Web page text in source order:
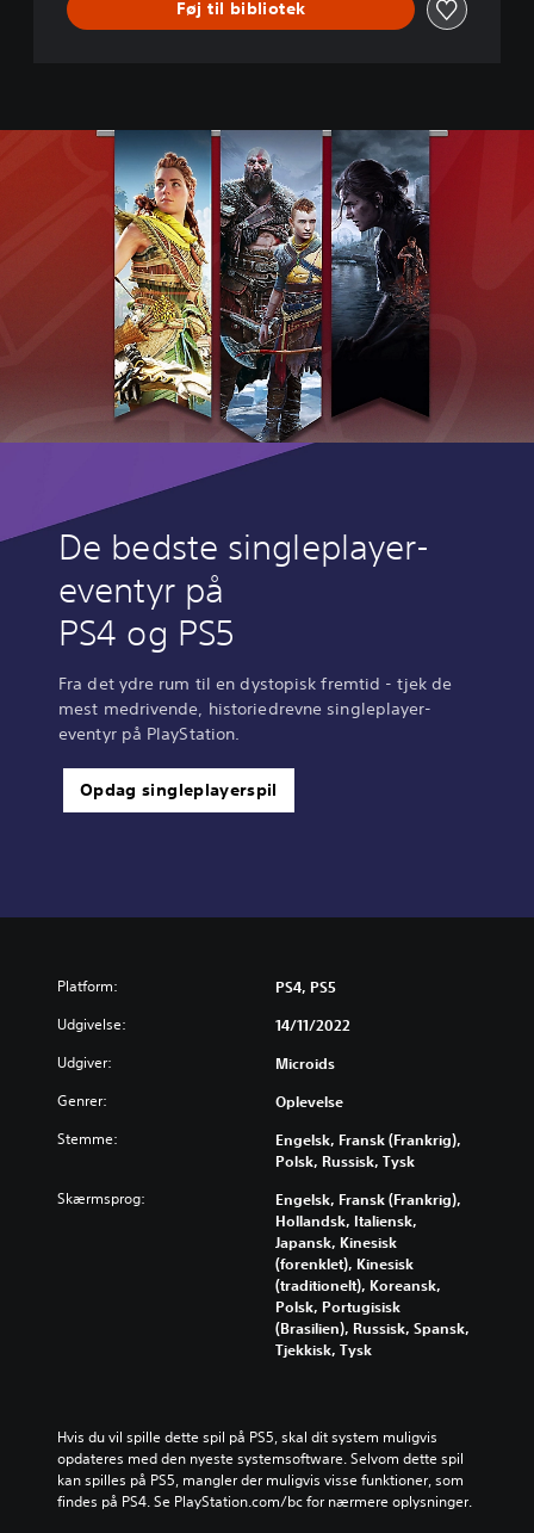
O
Føj til bibliotek
De bedste singleplayer-
eventyr på
PS4 og PS5
Fra det ydre rum til en dystopisk fremtid - tjek de
mest medrivende, historiedrevne singleplayer-
eventyr på PlayStation.
Opdag singleplayerspil
Platform: PS4, PS5
Udgivelse: 14/11/2022
Udgiver: Microids
Genrer: Oplevelse
Stemme:
Engelsk, Fransk (Frankrig),
Polsk, Russisk, Tysk
Skærmsprog:
Engelsk, Fransk (Frankrig),
Hollandsk, Italiensk,
Japansk, Kinesisk
(forenklet), Kinesisk
(traditionelt), Koreansk,
Polsk, Portugisisk
(Brasilien), Russisk, Spansk,
Tjekkisk, Tysk
Hvis du vil spille dette spil på PS5, skal dit system muligvis
opdateres med den nyeste systemsoftware. Selvom dette spil
kan spilles på PS5, mangler der muligvis visse funktioner, som
findes på PS4. Se PlayStation.com/bc for nærmere oplysninger.